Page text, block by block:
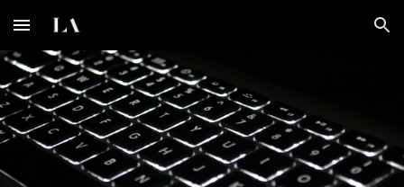
Skip to main content Skip to navigation